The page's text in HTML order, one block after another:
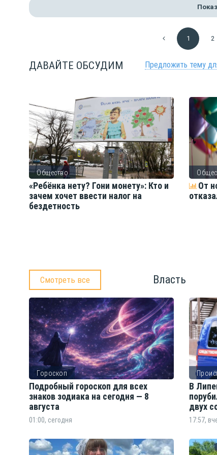
1 2
ДАВАЙТЕ ОБСУДИМ Предложить тему
Общество
«Ребёнка нету? Гони монету»: Кто и
зачем хочет ввести налог на
бездетность
От
Смотреть все Власть
Гороскоп
Подробный гороскоп для всех
знаков зодиака на сегодня — 8
августа
01:00, сегодня
В
двух
17:57,